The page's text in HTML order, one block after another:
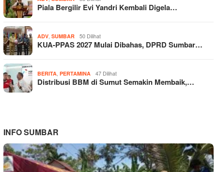
Piala Bergilir Evi Yandri Kembali Digela…
ADV SUMBAR 50 Dilihat
KUA-PPAS 2027 Mulai Dibahas, DPRD Sumbar…
BERITA PERTAMINA 47 Dilihat
Distribusi BBM di Sumut Semakin Membaik,…
INFO SUMBAR